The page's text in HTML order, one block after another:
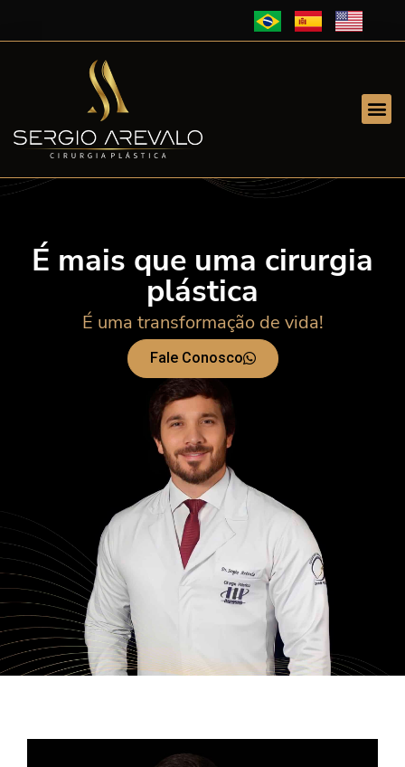
É mais que uma cirurgia
plástica
É uma transformação de vida!
Fale Conosco